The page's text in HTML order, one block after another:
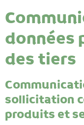
données
des tiers
sollicitation
produits et